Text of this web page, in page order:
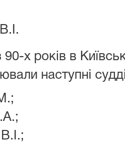
х років в
наступні